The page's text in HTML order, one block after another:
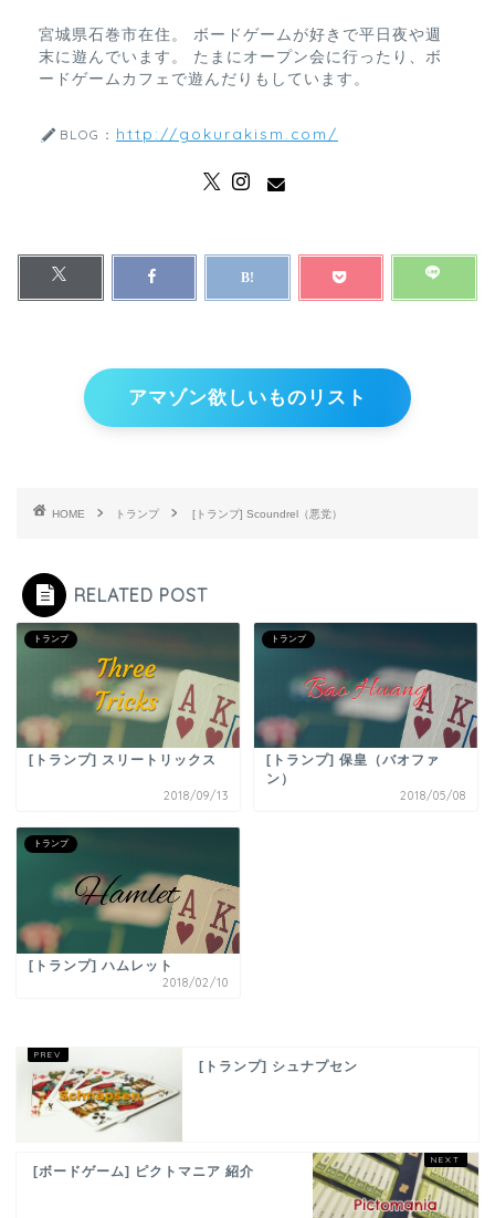
宮城県石巻市在住。 ボードゲームが好きで平日夜や週
末に遊んでいます。 たまにオープン会に行ったり、ボ
ードゲームカフェで遊んだりもしています。
BLOG： http://gokurakism.com/
アマゾン欲しいものリスト
HOME トランプ [トランプ] Scoundrel（悪党）
RELATED POST
トランプ
[トランプ] スリートリックス
2018/09/13
トランプ
[トランプ] 保皇（バオファ
ン）
2018/05/08
トランプ
[トランプ] ハムレット
2018/02/10
[トランプ] シュナプセン
[ボードゲーム] ピクトマニア 紹介